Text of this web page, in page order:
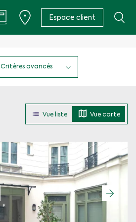
Espace client
Critères avancés
Vue liste Vue carte